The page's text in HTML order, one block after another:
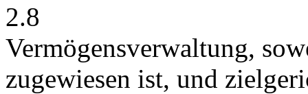
2.8
Vermögensverwaltung,
zugewiesen ist, und